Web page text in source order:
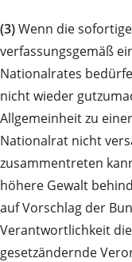
(3)Wenn die
verfassungsgemäß
Nationalrates
nicht wieder
Allgemeinheit zu
Nationalrat nicht
zusammentreten
höhere Gewalt
auf Vorschlag der
Verantwortlichkeit
gesetzändernde